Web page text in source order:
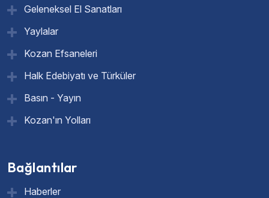
Geleneksel El Sanatları
Yaylalar
Kozan Efsaneleri
Halk Edebiyatı ve Türküler
Basın - Yayın
Kozan'ın Yolları
Bağlantılar
Haberler